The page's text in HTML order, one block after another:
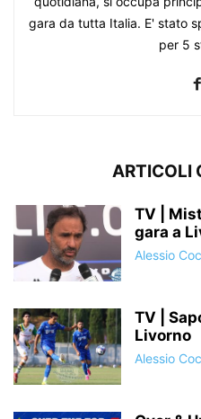
gara da tutta Italia. E' stato
per 5
ARTICOLI
TV |
gara a
Alessio
TV |
Livorno
Alessio